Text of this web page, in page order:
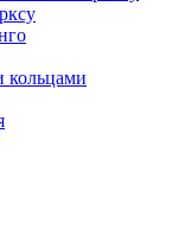
кольцами